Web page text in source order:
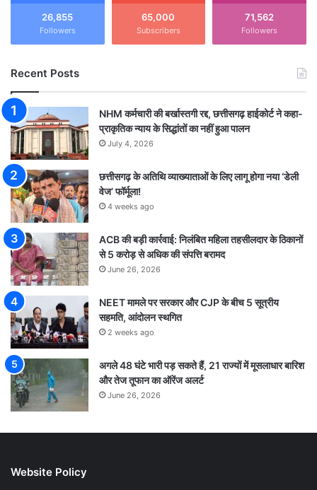
26,855
Followers
65,000
Subscribers
71,562
Followers
Recent Posts
NHM कर्मचारी की बर्खास्तगी रद्द, छत्तीसगढ़ हाईकोर्ट ने कहा-
प्राकृतिक न्याय के सिद्धांतों का नहीं हुआ पालन
July 4, 2026
छत्तीसगढ़ के अतिथि व्याख्याताओं के लिए लागू होगा नया ‘डेली
वेज’ फॉर्मूला!
4 weeks ago
ACB की बड़ी कार्रवाई: निलंबित महिला तहसीलदार के ठिकानों
से 5 करोड़ से अधिक की संपत्ति बरामद
June 26, 2026
NEET मामले पर सरकार और CJP के बीच 5 सूत्रीय
सहमति, आंदोलन स्थगित
2 weeks ago
अगले 48 घंटे भारी पड़ सकते हैं, 21 राज्यों में मूसलाधार बारिश
और तेज तूफान का ऑरेंज अलर्ट
June 26, 2026
Website Policy